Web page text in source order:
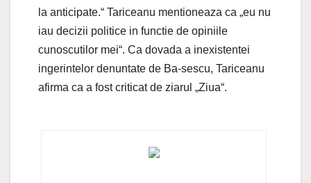
la anticipate.“ Tariceanu mentioneaza ca „eu nu
iau decizii politice in functie de opiniile
cunoscutilor mei“. Ca dovada a inexistentei
ingerintelor denuntate de Ba-sescu, Tariceanu
afirma ca a fost criticat de ziarul „Ziua“.